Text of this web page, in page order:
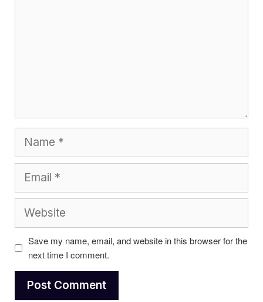
Save my name, email, and website in this browser for the
next time I comment.